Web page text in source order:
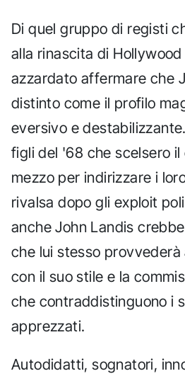
Di quel gruppo di registi
alla rinascita di
azzardato affermare che
distinto come il profilo
eversivo e
figli del '68 che scelsero il
mezzo per indirizzare i
rivalsa dopo gli exploit
anche John Landis
che lui stesso
con il suo stile e la
che contraddistinguono i
apprezzati.
Autodidatti, sognatori,